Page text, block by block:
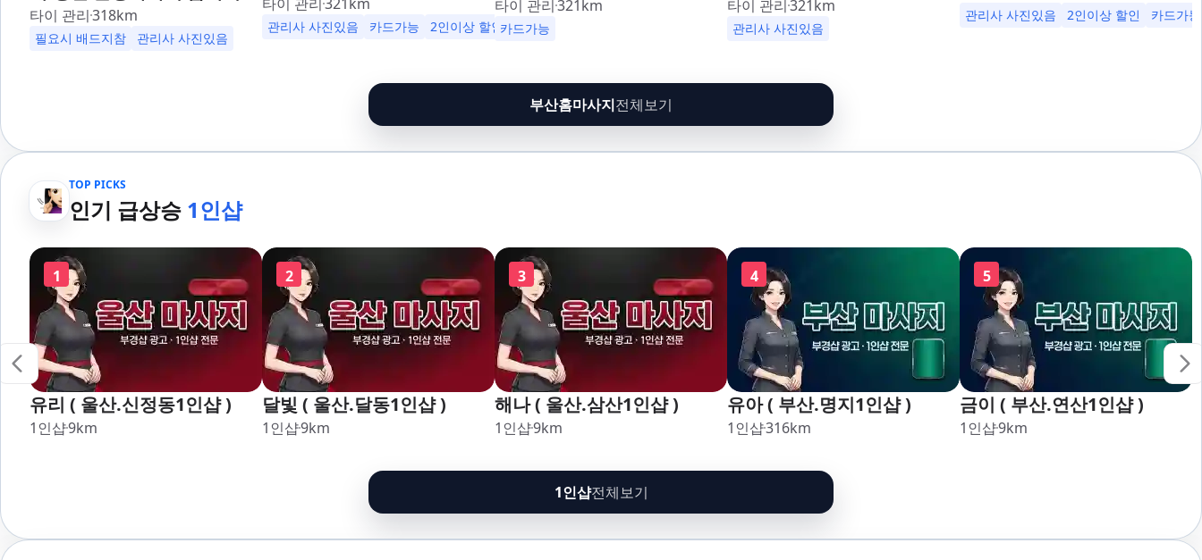
24시 카드가능 해운대,사상,
광안리,남포동,구포,덕천,명
초량,사직,온천,미남,만덕,괴
정,학장,금사,서동,반여,반송,
명륜,남천,대연,문현,부전,개
금,가야,주례,괘법,학장,강서,
신호,서구,암남 아로마마사지
타이마사지 출장마사지 홈케
어 홈타이
타이 관리318km
필요시 배드지참 관리사 사진있음
대,사상,광안리,남포동,구포,
덕천,명지,민락,수영,동래,남
송도,자갈치,하단,다대포,범
기장,정관,일광,망미,토곡,시
청,양정,초량,사직,온천,미남,
장,강서,신호,서구,암남
관리사 사진있음 카드가능 2인이상 할인 업소 이벤트중
타이 관리321km
카드가능
24시해운대,사상,광안리,남포
동,구포,덕천,명지,민락,수영,
송,센텀,송도,자갈치,하단,다
대포,범일,범천,우동,마린시
티,송정,기장,정관,일광,망미,
토곡,시청,양정,초량,사직,온
괘법,학장,강서,신호,서구,암
남
타이 관리321km
관리사 사진있음
관리사 사진있음 2인이상 할인 카드가능
부산홈마사지전체보기
TOP PICKS
인기 급상승 1인샵
1
유리 ( 울산.신정동1인샵 )
1인샵9km
2
달빛 ( 울산.달동1인샵 )
1인샵9km
3
해나 ( 울산.삼산1인샵 )
1인샵9km
4
유아 ( 부산.명지1인샵 )
1인샵316km
5
금이 ( 부산.연산1인샵 )
1인샵9km
1인샵전체보기